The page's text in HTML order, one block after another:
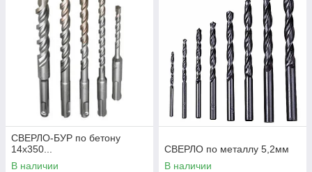
СВЕРЛО-БУР по бетону
14х350...
В наличии
СВЕРЛО по металлу 5,2мм
В наличии